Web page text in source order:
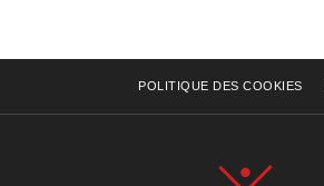
POLITIQUE DES COOKIES